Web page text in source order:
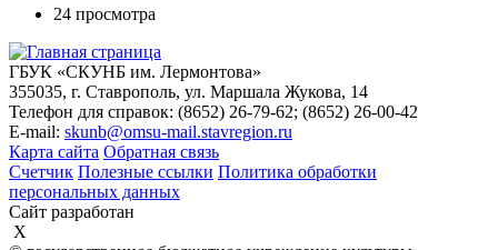
24 просмотра
ГБУК «СКУНБ им. Лермонтова»
355035, г. Ставрополь, ул. Маршала Жукова, 14
Телефон для справок: (8652) 26-79-62; (8652) 26-00-42
E-mail: skunb@omsu-mail.stavregion.ru
Карта сайта Обратная связь
Счетчик Полезные ссылки Политика обработки
персональных данных
Сайт разработан
X